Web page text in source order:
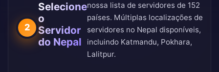
2
Selecione
o
Servidor
do Nepal
nossa lista de servidores de 152
países. Múltiplas localizações de
servidores no Nepal disponíveis,
incluindo Katmandu, Pokhara,
Lalitpur.